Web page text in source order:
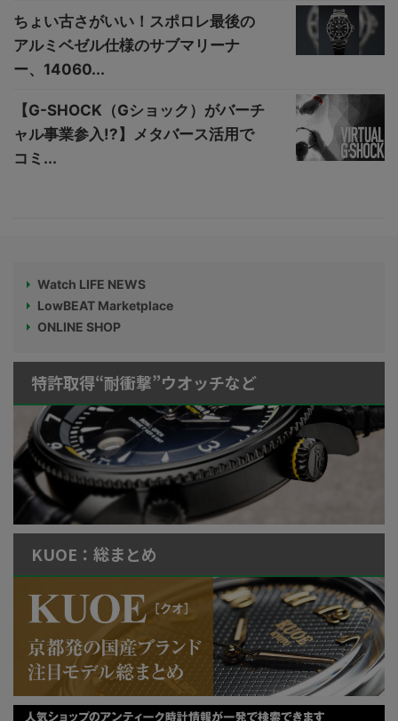
ちょい古さがいい！スポロレ最後の
アルミベゼル仕様のサブマリーナ
ー、14060...
【G-SHOCK（Gショック）がバーチ
ャル事業参入!?】メタバース活用で
コミ...
Watch LIFE NEWS
LowBEAT Marketplace
ONLINE SHOP
特許取得“耐衝撃”ウオッチなど
KUOE：総まとめ